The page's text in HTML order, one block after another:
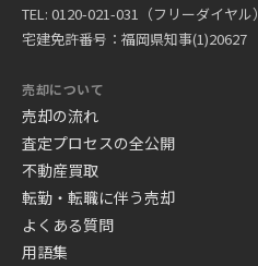
TEL: 0120-021-031（フリーダイヤル）
宅建免許番号：福岡県知事(1)20627
売却について
売却の流れ
査定プロセスの全公開
不動産買取
転勤・転職に伴う売却
よくある質問
用語集